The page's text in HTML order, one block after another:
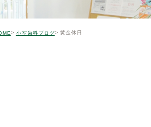
小室歯科ブログ 黄金休日